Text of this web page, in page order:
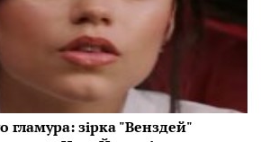
гламура: зірка "Венздей"